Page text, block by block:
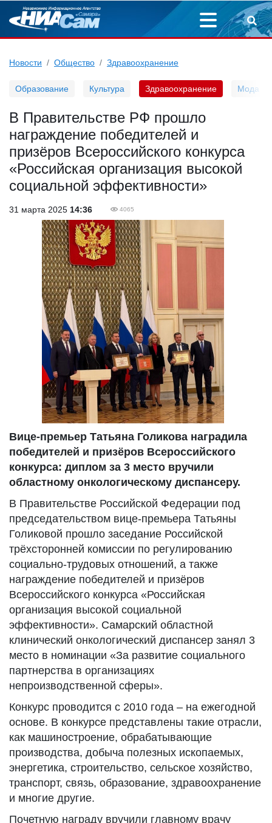
Новости Общество Здравоохранение
Образование Культура Здравоохранение Мода
В Правительстве РФ прошло
награждение победителей и
призёров Всероссийского конкурса
«Российская организация высокой
социальной эффективности»
31 марта 2025 14:36 4065
Вице-премьер Татьяна Голикова наградила
победителей и призёров Всероссийского
конкурса: диплом за 3 место вручили
областному онкологическому диспансеру.
В Правительстве Российской Федерации под
председательством вице-премьера Татьяны
Голиковой прошло заседание Российской
трёхсторонней комиссии по регулированию
социально-трудовых отношений, а также
награждение победителей и призёров
Всероссийского конкурса «Российская
организация высокой социальной
эффективности». Самарский областной
клинический онкологический диспансер занял 3
место в номинации «За развитие социального
партнерства в организациях
непроизводственной сферы».
Конкурс проводится с 2010 года – на ежегодной
основе. В конкурсе представлены такие отрасли,
как машиностроение, обрабатывающие
производства, добыча полезных ископаемых,
энергетика, строительство, сельское хозяйство,
транспорт, связь, образование, здравоохранение
и многие другие.
Почетную награду вручили главному врачу